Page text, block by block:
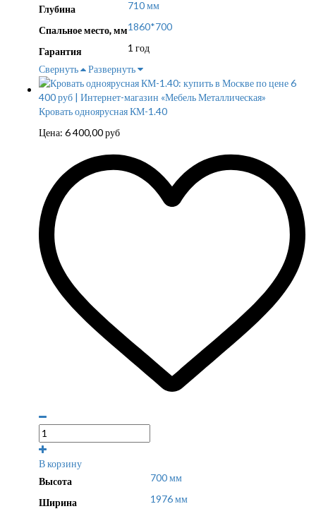
Глубина 710 мм
Спальное место, мм1860*700
Гарантия
1 год
Свернуть
Развернуть
Кровать одноярусная КМ-1.40
Цена: 6 400,00руб
В корзину
Высота
700 мм
Ширина 1976 мм